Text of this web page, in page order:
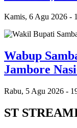
Kamis, 6 Agu 2026 -
Wabup
Jambore
Rabu, 5 Agu 2026 -
ST